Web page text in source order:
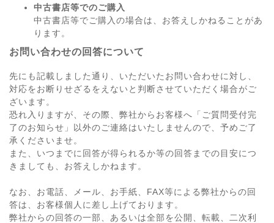
中古書店等でのご購入
中古書店等でご購入の場合は、お答えしかねることがあ
ります。
お問い合わせの回答について
先にも記載しました通り、いただいたお問い合わせに対し、
対応をお断りせざるをえないと判断させていただく場合がご
ざいます。
恐れ入りますが、その際、弊社からお客様へ「ご質問受付完
了のお知らせ」以外のご連絡はいたしませんので、予めご了
承くださいませ。
また、いつまでに回答が得られるか等の回答までの目安につ
きましても、お答えしかねます。
なお、お電話、メール、お手紙、FAX等による弊社からの回
答は、お客様個人に差し上げております。
弊社からの回答の一部、あるいは全部を公開、転載、二次利